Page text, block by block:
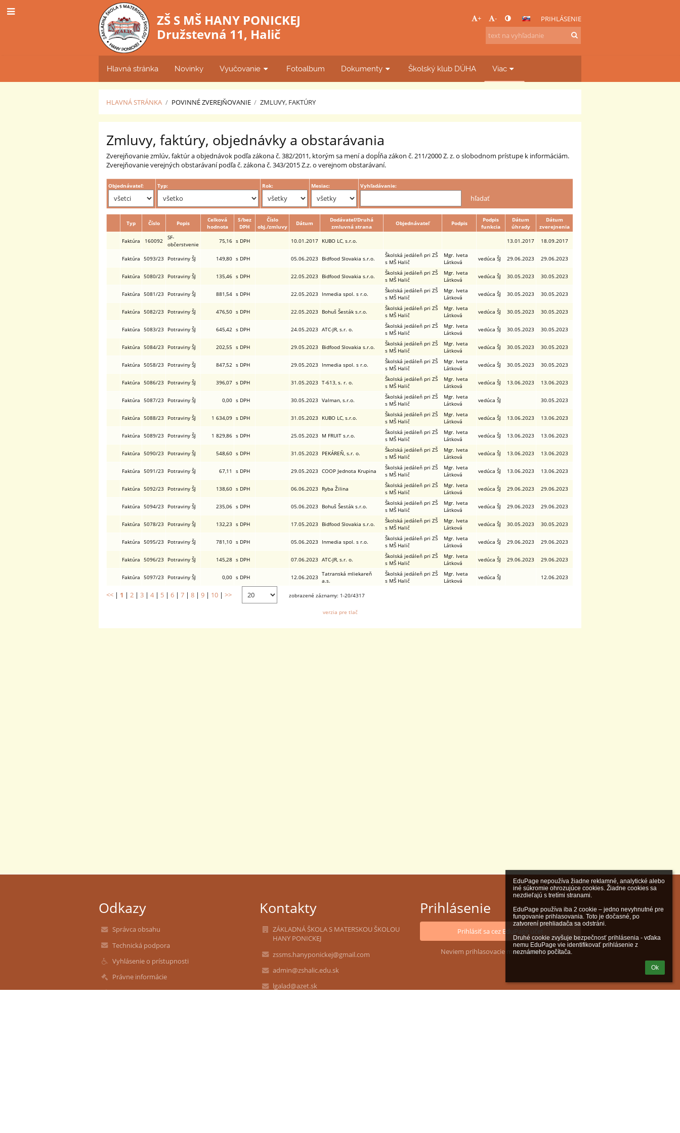
EduPage nepoužíva žiadne reklamné, analytické alebo
iné súkromie ohrozujúce cookies. Žiadne cookies sa
nezdieľajú s tretími stranami.
EduPage používa iba 2 cookie – jedno nevyhnutné pre
fungovanie prihlasovania. Toto je dočasné, po
zatvorení prehliadača sa odstráni.
Druhé cookie zvyšuje bezpečnosť prihlásenia - vďaka
nemu EduPage vie identifikovať prihlásenie z
neznámeho počítača.
Ok
ZŠ S MŠ HANY PONICKEJ
Družstevná 11, Halič
+ - PRIHLÁSENIE
Hlavná stránka Novinky Vyučovanie Fotoalbum Dokumenty Školský klub DÚHA Viac
HLAVNÁ STRÁNKA / POVINNÉ ZVEREJŇOVANIE / ZMLUVY, FAKTÚRY
Zmluvy,
faktúry
Zmluvy, faktúry, objednávky a obstarávania
Zverejňovanie zmlúv, faktúr a objednávok podľa zákona č. 382/2011, ktorým sa mení a dopĺňa zákon č. 211/2000 Z. z. o slobodnom prístupe k informáciám.
Zverejňovanie verejných obstarávaní podľa č. zákona č. 343/2015 Z.z. o verejnom obstarávaní.
Objednávateľ: Typ: Rok: Mesiac: Vyhľadávanie:
Typ Číslo Popis
Celková
hodnota
S/bez
DPH
Číslo
obj./zmluvy
Dátum
Dodávateľ/Druhá
zmluvná strana
Objednávateľ Podpis
Podpis
funkcia
Dátum
úhrady
Dátum
zverejnenia
Faktúra
160092
SF-
občerstvenie
75,16 s DPH 10.01.2017 KUBO LC, s.r.o. 13.01.2017 18.09.2017
Faktúra 5093/23 Potraviny ŠJ 149,80 s DPH 05.06.2023 Bidfood Slovakia s.r.o.
Školská jedáleň pri ZŠ
s MŠ Halič
Mgr. Iveta
Látková
vedúca ŠJ 29.06.2023 29.06.2023
Faktúra 5080/23 Potraviny ŠJ 135,46 s DPH 22.05.2023 Bidfood Slovakia s.r.o.
Školská jedáleň pri ZŠ
s MŠ Halič
Mgr. Iveta
Látková
vedúca ŠJ 30.05.2023 30.05.2023
Faktúra 5081/23 Potraviny ŠJ 881,54 s DPH 22.05.2023 Inmedia spol. s r.o.
Školská jedáleň pri ZŠ
s MŠ Halič
Mgr. Iveta
Látková
vedúca ŠJ 30.05.2023 30.05.2023
Faktúra 5082/23 Potraviny ŠJ 476,50 s DPH 22.05.2023 Bohuš Šesták s.r.o.
Školská jedáleň pri ZŠ
s MŠ Halič
Mgr. Iveta
Látková
vedúca ŠJ 30.05.2023 30.05.2023
Faktúra 5083/23 Potraviny ŠJ 645,42 s DPH 24.05.2023 ATC-JR, s.r. o.
Školská jedáleň pri ZŠ
s MŠ Halič
Mgr. Iveta
Látková
vedúca ŠJ 30.05.2023 30.05.2023
Faktúra 5084/23 Potraviny ŠJ 202,55 s DPH 29.05.2023 Bidfood Slovakia s.r.o.
Školská jedáleň pri ZŠ
s MŠ Halič
Mgr. Iveta
Látková
vedúca ŠJ 30.05.2023 30.05.2023
Faktúra 5058/23 Potraviny ŠJ 847,52 s DPH 29.05.2023 Inmedia spol. s r.o.
Školská jedáleň pri ZŠ
s MŠ Halič
Mgr. Iveta
Látková
vedúca ŠJ 30.05.2023 30.05.2023
Faktúra 5086/23 Potraviny ŠJ 396,07 s DPH 31.05.2023 T-613, s. r. o.
Školská jedáleň pri ZŠ
s MŠ Halič
Mgr. Iveta
Látková
vedúca ŠJ 13.06.2023 13.06.2023
Faktúra 5087/23 Potraviny ŠJ 0,00 s DPH 30.05.2023 Valman, s.r.o.
Školská jedáleň pri ZŠ
s MŠ Halič
Mgr. Iveta
Látková
vedúca ŠJ 30.05.2023
Faktúra 5088/23 Potraviny ŠJ 1 634,09 s DPH 31.05.2023 KUBO LC, s.r.o.
Školská jedáleň pri ZŠ
s MŠ Halič
Mgr. Iveta
Látková
vedúca ŠJ 13.06.2023 13.06.2023
Faktúra 5089/23 Potraviny ŠJ 1 829,86 s DPH 25.05.2023 M FRUIT s.r.o.
Školská jedáleň pri ZŠ
s MŠ Halič
Mgr. Iveta
Látková
vedúca ŠJ 13.06.2023 13.06.2023
Faktúra 5090/23 Potraviny ŠJ 548,60 s DPH 31.05.2023 PEKÁREŇ, s.r. o.
Školská jedáleň pri ZŠ
s MŠ Halič
Mgr. Iveta
Látková
vedúca ŠJ 13.06.2023 13.06.2023
Faktúra 5091/23 Potraviny ŠJ 67,11 s DPH 29.05.2023 COOP Jednota Krupina
Školská jedáleň pri ZŠ
s MŠ Halič
Mgr. Iveta
Látková
vedúca ŠJ 13.06.2023 13.06.2023
Faktúra 5092/23 Potraviny ŠJ 138,60 s DPH 06.06.2023 Ryba Žilina
Školská jedáleň pri ZŠ
s MŠ Halič
Mgr. Iveta
Látková
vedúca ŠJ 29.06.2023 29.06.2023
Faktúra 5094/23 Potraviny ŠJ 235,06 s DPH 05.06.2023 Bohuš Šesták s.r.o.
Školská jedáleň pri ZŠ
s MŠ Halič
Mgr. Iveta
Látková
vedúca ŠJ 29.06.2023 29.06.2023
Faktúra 5078/23 Potraviny ŠJ 132,23 s DPH 17.05.2023 Bidfood Slovakia s.r.o.
Školská jedáleň pri ZŠ
s MŠ Halič
Mgr. Iveta
Látková
vedúca ŠJ 30.05.2023 30.05.2023
Faktúra 5095/23 Potraviny ŠJ 781,10 s DPH 05.06.2023 Inmedia spol. s r.o.
Školská jedáleň pri ZŠ
s MŠ Halič
Mgr. Iveta
Látková
vedúca ŠJ 29.06.2023 29.06.2023
Faktúra 5096/23 Potraviny ŠJ 145,28 s DPH 07.06.2023 ATC-JR, s.r. o.
Školská jedáleň pri ZŠ
s MŠ Halič
Mgr. Iveta
Látková
vedúca ŠJ 29.06.2023 29.06.2023
Faktúra 5097/23 Potraviny ŠJ 0,00 s DPH 12.06.2023 Tatranská mliekareň
a.s.
Školská jedáleň pri ZŠ
s MŠ Halič
Mgr. Iveta
Látková
vedúca ŠJ 12.06.2023
<< | 1 |2 |3 |4| 5 |6 |7 |8 |9 | 10 |>> zobrazené záznamy: 1-20/4317
verzia pre tlač
Odkazy
Správca obsahu
Technická podpora
Vyhlásenie o prístupnosti
Právne informácie
Zásady ochrany osobných údajov
Kontakty
ZÁKLADNÁ ŠKOLA S MATERSKOU ŠKOLOU
HANY PONICKEJ
zssms.hanyponickej@gmail.com
admin@zshalic.edu.sk
lgalad@azet.sk
Prihlásenie
Prihlásiť sa cez EduPage účet
Neviem prihlasovacie meno alebo heslo